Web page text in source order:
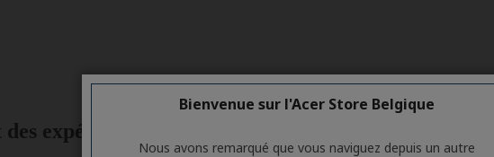
Bienvenue sur l'Acer Store Belgique
Nous avons remarqué que vous naviguez depuis un autre